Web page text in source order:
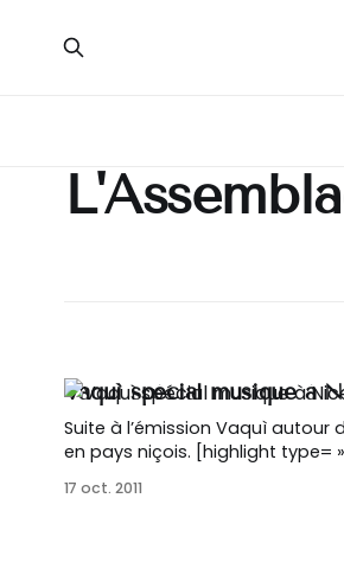
Vaquì spécial musique à
Suite à l’émission Vaquì
en pays niçois. [highlight type= »dark »] Première partie [https://blog.cagablea.net/highlight] [list style= »list5″
17 oct. 2011